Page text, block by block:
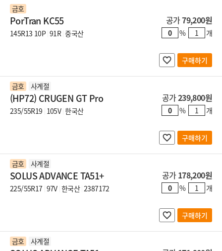
금호
PorTran KC55
145R13 10P 91R 중국산
공가79,200원
% 개
구매하기
금호 사계절
(HP72) CRUGEN GT Pro
235/55R19 105V 한국산
공가239,800원
% 개
구매하기
금호 사계절
SOLUS ADVANCE TA51+
225/55R17 97V 한국산 2387172
공가178,200원
% 개
구매하기
금호 사계절